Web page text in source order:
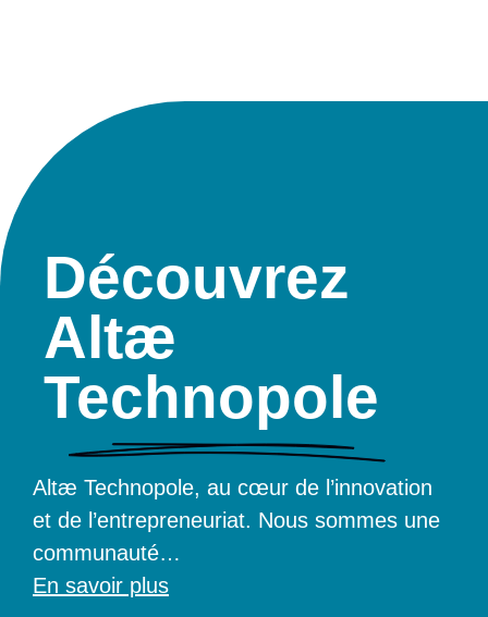
Découvrez
Altæ
Technopole
Altæ Technopole, au cœur de l’innovation
et de l’entrepreneuriat. Nous sommes une
communauté…
En savoir plus